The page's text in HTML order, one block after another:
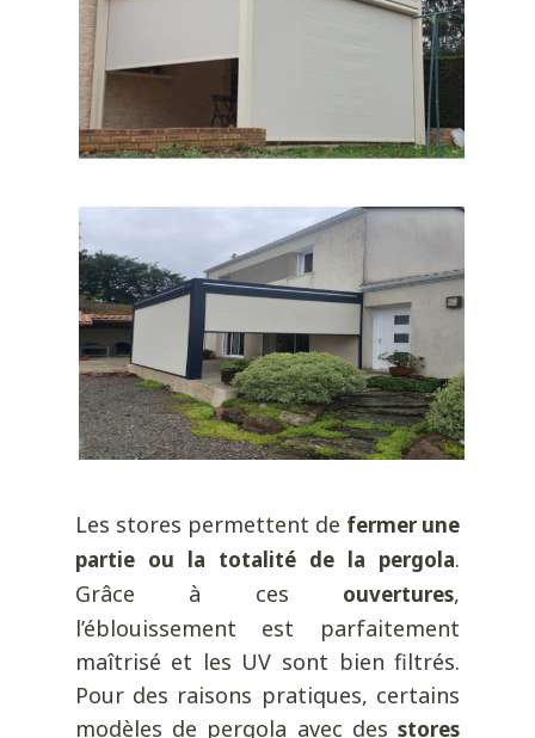
Les stores permettent de fermer une
partie ou la totalité de la pergola.
Grâce à ces ouvertures,
l’éblouissement est parfaitement
maîtrisé et les UV sont bien filtrés.
Pour des raisons pratiques, certains
modèles de pergola avec desstores